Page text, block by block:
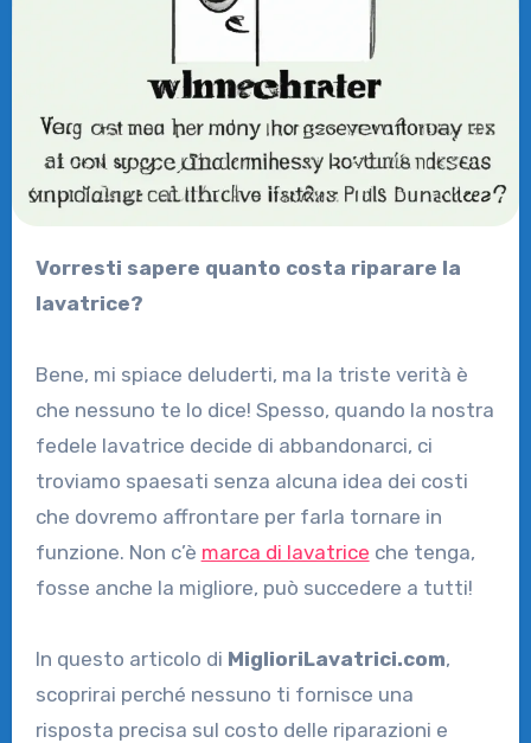
Vorresti sapere quanto costa riparare la
lavatrice?
Bene, mi spiace deluderti, ma la triste verità è
che nessuno te lo dice! Spesso, quando la nostra
fedele lavatrice decide di abbandonarci, ci
troviamo spaesati senza alcuna idea dei costi
che dovremo affrontare per farla tornare in
funzione. Non c’è marca di lavatrice che tenga,
fosse anche la migliore, può succedere a tutti!
In questo articolo di MiglioriLavatrici.com,
scoprirai perché nessuno ti fornisce una
risposta precisa sul costo delle riparazioni e